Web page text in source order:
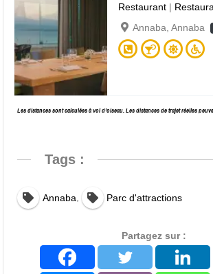
Restaurant |
Annaba, Annaba
Les distances sont calculées à vol d’oiseau. Les distances de trajet réelles
Tags :
Annaba Parc d'attractions
Partagez sur :